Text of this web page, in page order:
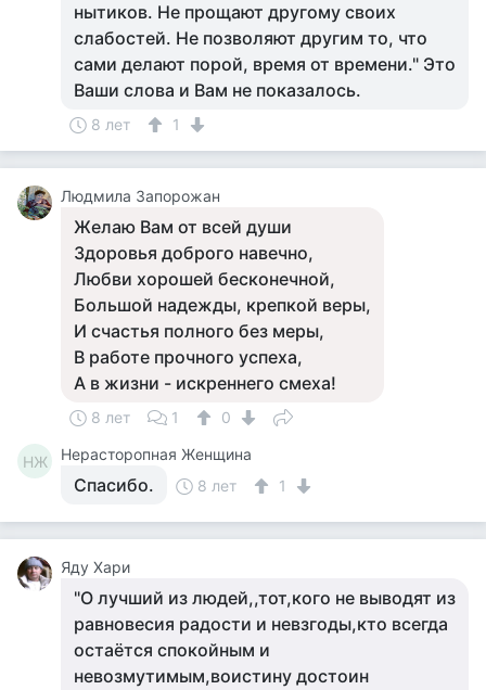
нытиков. Не прощают другому своих
слабостей. Не позволяют другим то, что
сами делают порой, время от времени." Это
Ваши слова и Вам не показалось.
8 лет 1
Людмила Запорожан
Желаю Вам от всей души
Здоровья доброго навечно,
Любви хорошей бесконечной,
Большой надежды, крепкой веры,
И счастья полного без меры,
В работе прочного успеха,
А в жизни - искреннего смеха!
8 лет 1 0
НЖ Нерасторопная Женщина
Спасибо. 8 лет 1
Яду Хари
"О лучший из людей,,тот,кого не выводят из
равновесия радости и невзгоды,кто всегда
остаётся спокойным и
невозмутимым,воистину достоин